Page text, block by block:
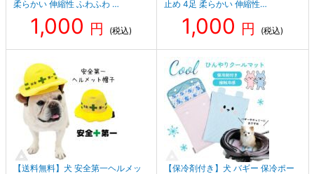
柔らかい 伸縮性 ふわふわ …
1,000 円 (税込)
止め 4足 柔らかい 伸縮性…
1,000 円 (税込)
【送料無料】犬 安全第一ヘルメッ
【保冷剤付き】犬 バギー 保冷ポー